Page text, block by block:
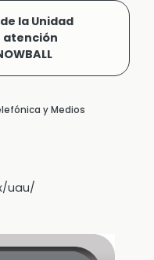
la Unidad
atención
y Medios
uau/